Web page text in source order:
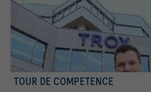
TOUR DE COMPETENCE